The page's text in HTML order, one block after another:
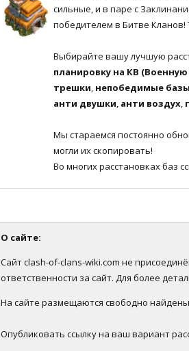
сильные, и в паре с
победителем в Битве Кланов!
Выбирайте вашу лучшую
планировку на КВ (Военную
трешки, непобедимые
анти двушки, анти воздух,
Мы стараемся постоянно
могли их скопировать!
Во многих расстановках баз
О сайте:
Сайт clash-of-clans-wiki.com не
ответственности за сайт. Для более
На сайте размещаются свободно
Опубликовать ссылку на ваш вариант